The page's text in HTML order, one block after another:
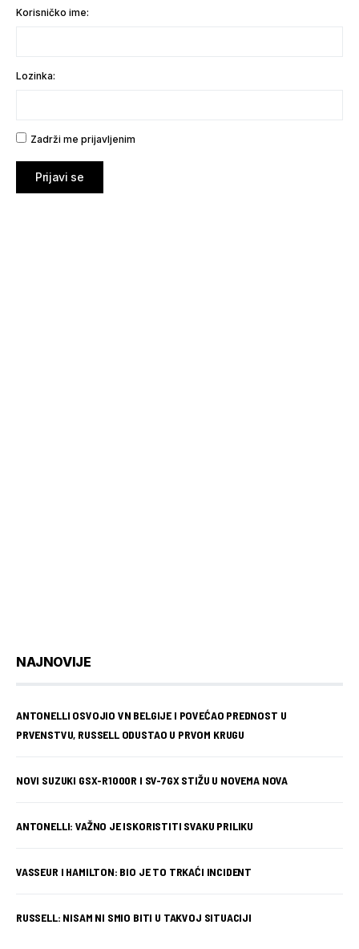
Korisničko ime:
Lozinka:
Zadrži me prijavljenim
Prijavi se
NAJNOVIJE
ANTONELLI OSVOJIO VN BELGIJE I POVEĆAO PREDNOST U
PRVENSTVU, RUSSELL ODUSTAO U PRVOM KRUGU
NOVI SUZUKI GSX-R1000R I SV-7GX STIŽU U NOVEMA NOVA
ANTONELLI: VAŽNO JE ISKORISTITI SVAKU PRILIKU
VASSEUR I HAMILTON: BIO JE TO TRKAĆI INCIDENT
RUSSELL: NISAM NI SMIO BITI U TAKVOJ SITUACIJI